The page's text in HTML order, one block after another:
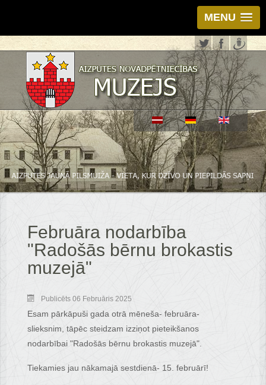
MENU
Februāra nodarbība
"Radošās bērnu brokastis
muzejā"
Publicēts 06 Februāris 2025
Esam pārkāpuši gada otrā mēneša- februāra-
slieksnim, tāpēc steidzam izziņot pieteikšanos
nodarbībai "Radošās bērnu brokastis muzejā".
Tiekamies jau nākamajā sestdienā- 15. februārī!